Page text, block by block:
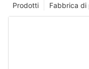
Fabbrica
Prodotti